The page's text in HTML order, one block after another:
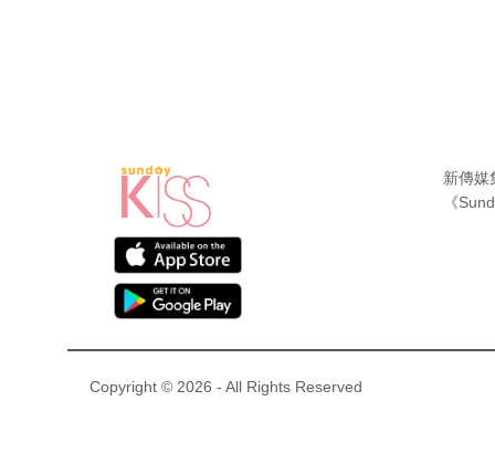
新傳媒
《
Copyright © 2026 - All Rights Reserved